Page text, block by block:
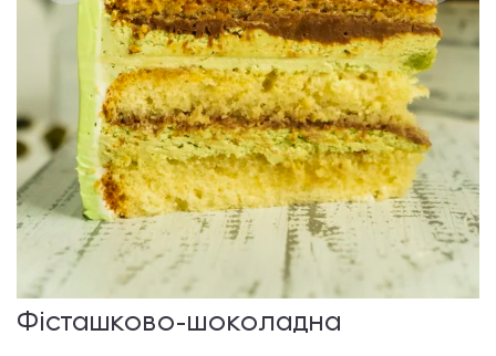
Фісташково-шоколадна